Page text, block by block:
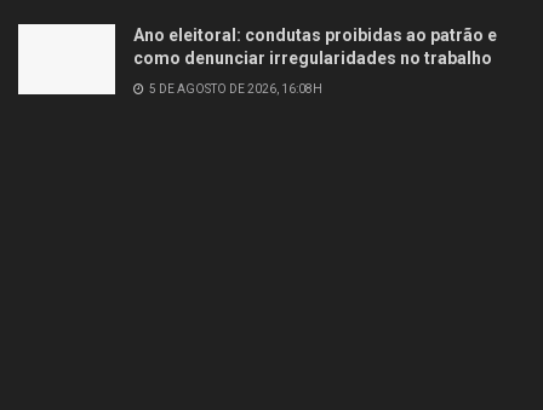
Ano eleitoral: condutas proibidas ao patrão e
como denunciar irregularidades no trabalho
5 DE AGOSTO DE 2026, 16:08H